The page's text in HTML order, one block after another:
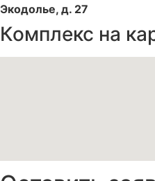
Экодолье, д. 27
Комплекс на